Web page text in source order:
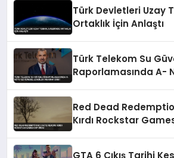
Türk Devletleri Uzay
Ortaklık İçin Anlaştı
Türk Telekom Su
Raporlamasında A-
Red Dead
Kırdı Rockstar
GTA 6 Çıkış Tarihi